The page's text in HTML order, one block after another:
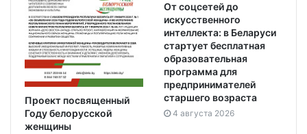
Проект посвященный
Году белорусской
женщины
От соцсетей до
искусственного
интеллекта: в Беларуси
стартует бесплатная
образовательная
программа для
предпринимателей
старшего возраста
4 августа 2026